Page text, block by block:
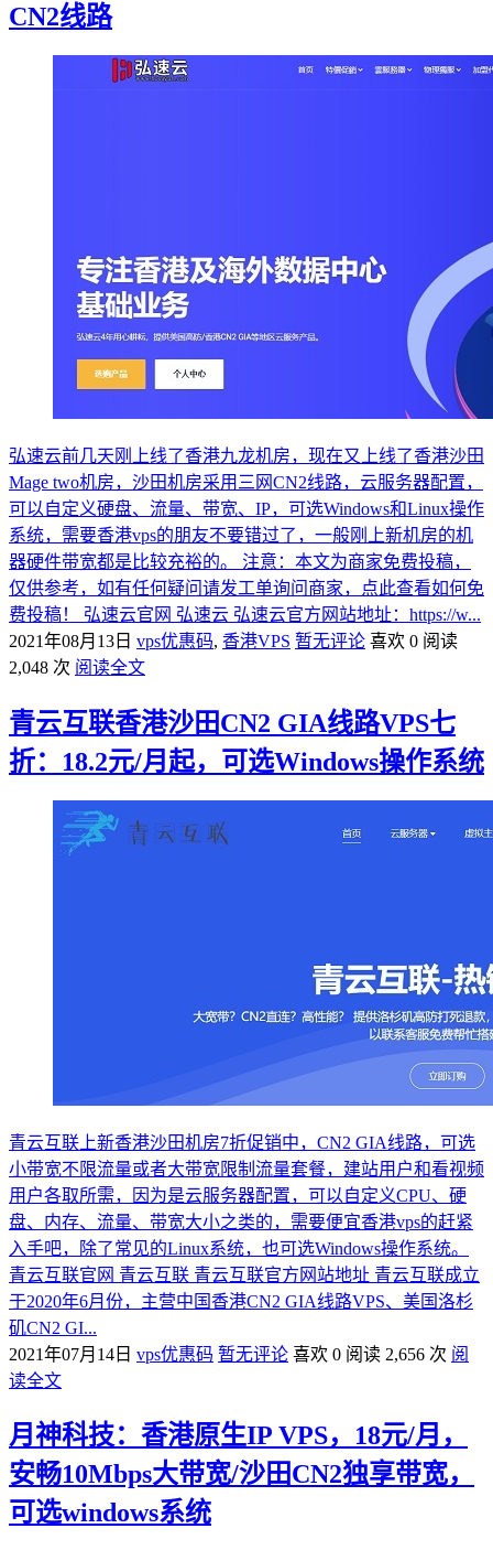
CN2线路
弘速云前几天刚上线了香港九龙机房，现在又上线了香港沙田
Mage two机房，沙田机房采用三网CN2线路，云服务器配置，
可以自定义硬盘、流量、带宽、IP，可选Windows和Linux操作
系统，需要香港vps的朋友不要错过了，一般刚上新机房的机
器硬件带宽都是比较充裕的。 注意：本文为商家免费投稿，
仅供参考，如有任何疑问请发工单询问商家，点此查看如何免
费投稿！ 弘速云官网 弘速云 弘速云官方网站地址：https://w...
2021年08月13日 vps优惠码, 香港VPS 暂无评论 喜欢 0 阅读
2,048 次 阅读全文
青云互联香港沙田CN2 GIA线路VPS七
折：18.2元/月起，可选Windows操作系统
青云互联上新香港沙田机房7折促销中，CN2 GIA线路，可选
小带宽不限流量或者大带宽限制流量套餐，建站用户和看视频
用户各取所需，因为是云服务器配置，可以自定义CPU、硬
盘、内存、流量、带宽大小之类的，需要便宜香港vps的赶紧
入手吧，除了常见的Linux系统，也可选Windows操作系统。
青云互联官网 青云互联 青云互联官方网站地址 青云互联成立
于2020年6月份，主营中国香港CN2 GIA线路VPS、美国洛杉
矶CN2 GI...
2021年07月14日 vps优惠码 暂无评论 喜欢 0 阅读 2,656 次 阅
读全文
月神科技：香港原生IP VPS，18元/月，
安畅10Mbps大带宽/沙田CN2独享带宽，
可选windows系统